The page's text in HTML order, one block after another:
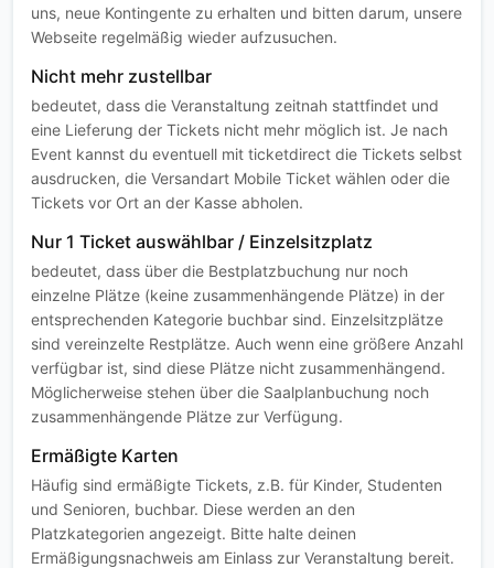
uns, neue Kontingente zu erhalten und bitten darum, unsere
Webseite regelmäßig wieder aufzusuchen.
Nicht mehr zustellbar
bedeutet, dass die Veranstaltung zeitnah stattfindet und
eine Lieferung der Tickets nicht mehr möglich ist. Je nach
Event kannst du eventuell mit ticketdirect die Tickets selbst
ausdrucken, die Versandart Mobile Ticket wählen oder die
Tickets vor Ort an der Kasse abholen.
Nur 1 Ticket auswählbar / Einzelsitzplatz
bedeutet, dass über die Bestplatzbuchung nur noch
einzelne Plätze (keine zusammenhängende Plätze) in der
entsprechenden Kategorie buchbar sind. Einzelsitzplätze
sind vereinzelte Restplätze. Auch wenn eine größere Anzahl
verfügbar ist, sind diese Plätze nicht zusammenhängend.
Möglicherweise stehen über die Saalplanbuchung noch
zusammenhängende Plätze zur Verfügung.
Ermäßigte Karten
Häufig sind ermäßigte Tickets, z.B. für Kinder, Studenten
und Senioren, buchbar. Diese werden an den
Platzkategorien angezeigt. Bitte halte deinen
Ermäßigungsnachweis am Einlass zur Veranstaltung bereit.